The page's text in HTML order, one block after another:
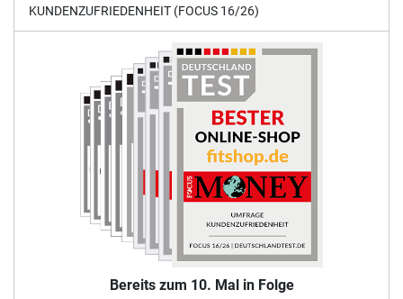
KUNDENZUFRIEDENHEIT (FOCUS 16/26)
Bereits zum 10. Mal in Folge